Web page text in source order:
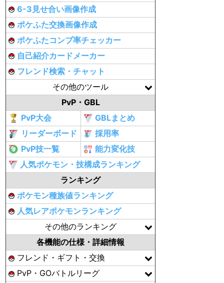
6-3見せ合い画像作成
ポケふた交換画像作成
ポケふたコンプ率チェッカー
自己紹介カードメーカー
フレンド検索・チャット
その他のツール
PvP・GBL
PvP大会
GBLまとめ
リーダーボード
採用率
PvP技一覧
能力変化技
人気ポケモン・技構成ランキング
ランキング
ポケモン種族値ランキング
人気レアポケモンランキング
その他のランキング
各機能の仕様・詳細情報
フレンド・ギフト・交換
PvP・GOバトルリーグ